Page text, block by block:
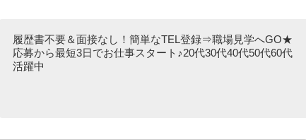
履歴書不要＆面接なし！簡単なTEL登録⇒職場見学へGO★
応募から最短3日でお仕事スタート♪20代30代40代50代60代
活躍中